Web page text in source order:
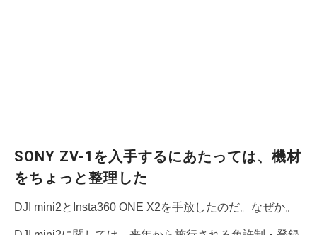
SONY ZV-1を入手するにあたっては、機材
をちょっと整理した
DJI mini2とInsta360 ONE X2を手放したのだ。なぜか。